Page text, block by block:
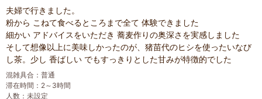
夫婦で行きました。
粉から こねて食べるところまで全て 体験できました
細かい アドバイスをいただき 蕎麦作りの奥深さを実感しました
そして想像以上に美味しかったのが、猪苗代のヒシを使ったいなび
し茶。少し 香ばしい でもすっきりとした甘みが特徴的でした
混雑具合 ： 普通
滞在時間 ： 2～3時間
人数 ： 未設定